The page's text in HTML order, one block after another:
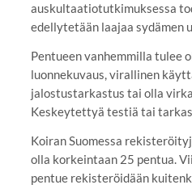
auskultaatiotutkimuksessa
edellytetään laajaa sydämen
Pentueen vanhemmilla tulee
luonnekuvaus, virallinen
jalostustarkastus tai olla
Keskeytettyä testiä tai
Koiran Suomessa
olla korkeintaan 25 pentua.
pentue rekisteröidään